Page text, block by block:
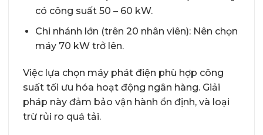
có công suất 50 – 60 kW.
Chi nhánh lớn (trên 20 nhân viên): Nên chọn
máy 70 kW trở lên.
Việc lựa chọn máy phát điện phù hợp công
suất tối ưu hóa hoạt động ngân hàng. Giải
pháp này đảm bảo vận hành ổn định, và loại
trừ rủi ro quá tải.